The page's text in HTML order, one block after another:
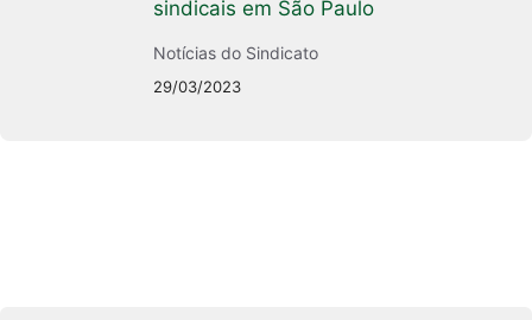
sindicais em São Paulo
Notícias do Sindicato
29/03/2023